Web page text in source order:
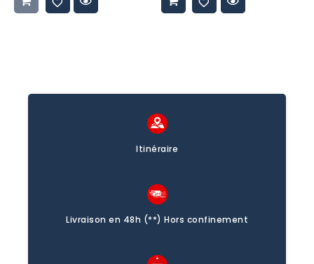
Itinéraire
Livraison en 48h (**) Hors confinement